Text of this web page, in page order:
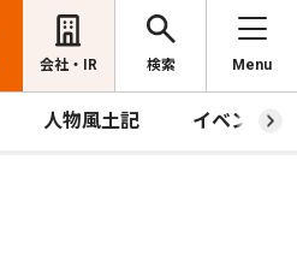
会社・IR 検索 Menu
人物風土記 イベント